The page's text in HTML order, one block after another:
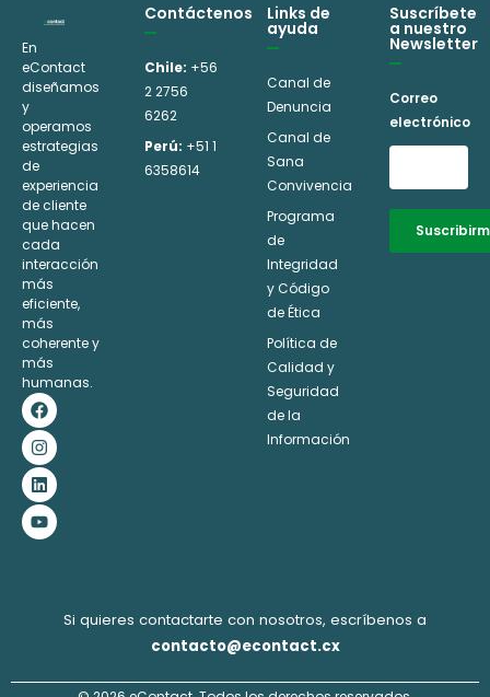
En
eContact
diseñamos
y
operamos
estrategias
de
experiencia
de cliente
que hacen
cada
interacción
más
eficiente,
más
coherente y
más
humanas.
F
a
c
e
b
o
o
k
I
n
s
t
a
g
r
a
m
L
i
n
k
e
d
i
n
Y
o
u
t
u
b
e
Contáctenos
Chile: +56
2 2756
6262
Perú: +51 1
6358614
Links de
ayuda
Canal de
Denuncia
Canal de
Sana
Convivencia
Programa
de
Integridad
y Código
de Ética
Política de
Calidad y
Seguridad
de la
Información
Suscríbete
a nuestro
Newsletter
Correo
electrónico
Si quieres contactarte con nosotros, escríbenos a
contacto@econtact.cx